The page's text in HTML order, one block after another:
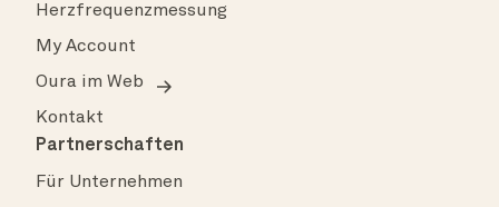
Herzfrequenzmessung
My Account
Oura im Web
Kontakt
Partnerschaften
Für Unternehmen